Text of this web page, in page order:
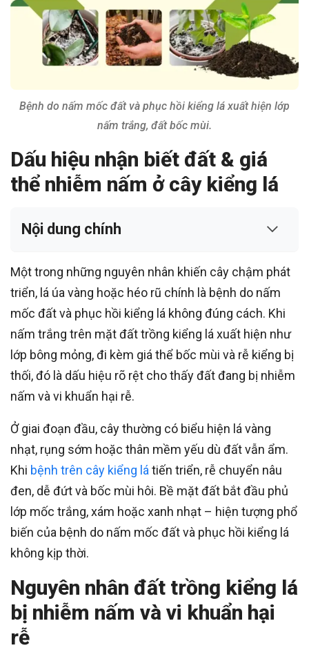
Bệnh do nấm mốc đất và phục hồi kiểng lá xuất hiện lớp
nấm trắng, đất bốc mùi.
Dấu hiệu nhận biết đất & giá
thể nhiễm nấm ở cây kiểng lá
Nội dung chính
Một trong những nguyên nhân khiến cây chậm phát
triển, lá úa vàng hoặc héo rũ chính là bệnh do nấm
mốc đất và phục hồi kiểng lá không đúng cách. Khi
nấm trắng trên mặt đất trồng kiểng lá xuất hiện như
lớp bông mỏng, đi kèm giá thể bốc mùi và rễ kiểng bị
thối, đó là dấu hiệu rõ rệt cho thấy đất đang bị nhiễm
nấm và vi khuẩn hại rễ.
Ở giai đoạn đầu, cây thường có biểu hiện lá vàng
nhạt, rụng sớm hoặc thân mềm yếu dù đất vẫn ẩm.
Khi bệnh trên cây kiểng lá tiến triển, rễ chuyển nâu
đen, dễ đứt và bốc mùi hôi. Bề mặt đất bắt đầu phủ
lớp mốc trắng, xám hoặc xanh nhạt – hiện tượng phổ
biến của bệnh do nấm mốc đất và phục hồi kiểng lá
không kịp thời.
Nguyên nhân đất trồng kiểng lá
bị nhiễm nấm và vi khuẩn hại
rễ